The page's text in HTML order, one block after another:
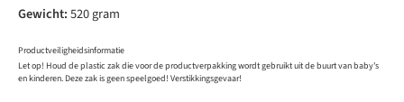
Gewicht:520 gram
Productveiligheidsinformatie
Let op! Houd de plastic zak die voor de productverpakking wordt gebruikt uit de buurt van baby's
en kinderen. Deze zak is geen speelgoed! Verstikkingsgevaar!